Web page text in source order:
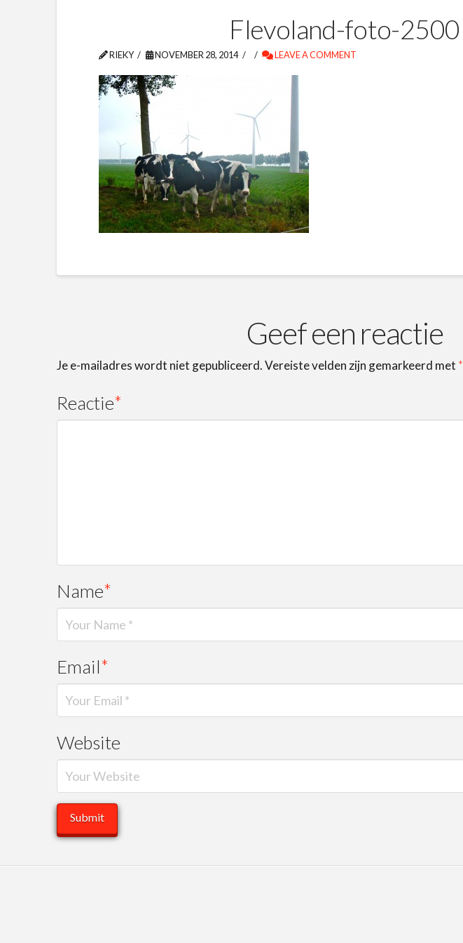
Flevoland-foto-2500
RIEKY NOVEMBER 28, 2014 LEAVE A COMMENT
Geef een reactie
Je e-mailadres wordt niet gepubliceerd.Vereiste velden zijn gemarkeerd met *
Reactie*
Name*
Email*
Website